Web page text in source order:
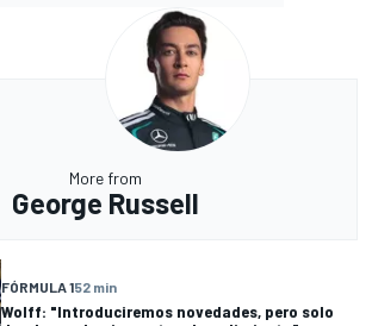
More from
George Russell
FÓRMULA 152 min
Wolff: "Introduciremos novedades, pero solo